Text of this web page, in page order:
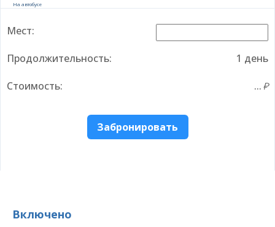
На автобусе
Мест:
Продолжительность: 1 день
Стоимость: ...
Забронировать
Включено